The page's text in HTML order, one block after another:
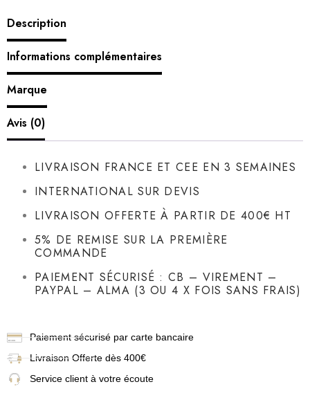
Description
Informations complémentaires
Marque
Avis (0)
LIVRAISON FRANCE ET CEE EN 3 SEMAINES
INTERNATIONAL SUR DEVIS
LIVRAISON OFFERTE À PARTIR DE 400€ HT
5% DE REMISE SUR LA PREMIÈRE
COMMANDE
PAIEMENT SÉCURISÉ : CB – VIREMENT –
PAYPAL – ALMA (3 OU 4 X FOIS SANS FRAIS)
Paiement sécurisé par carte bancaire
Livraison Offerte dès 400€
Service client à votre écoute